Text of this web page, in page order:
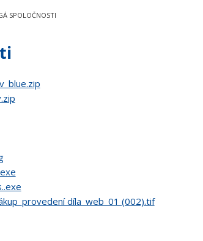
SPOLOČNOSTI
díla_web_01 (002).tif